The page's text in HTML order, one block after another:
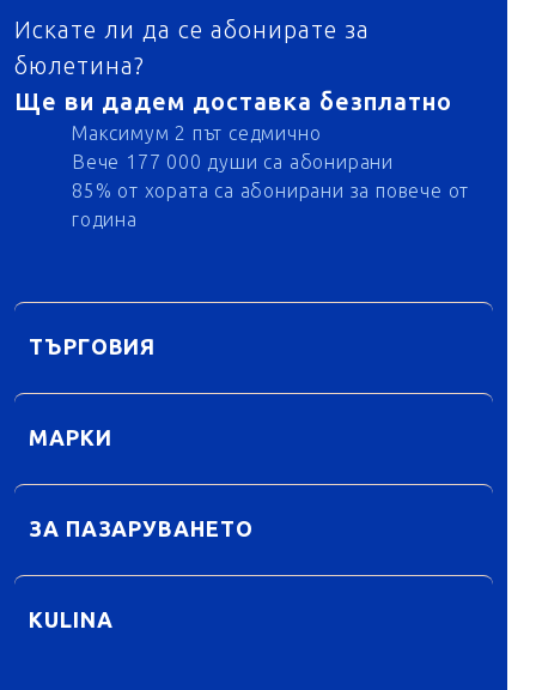
Искате ли да се абонирате за
бюлетина?
Ще ви дадем доставка безплатно
Максимум 2 път седмично
Вече 177 000 души са абонирани
85% от хората са абонирани за повече от
година
ТЪРГОВИЯ
МАРКИ
ЗА ПАЗАРУВАНЕТО
KULINA